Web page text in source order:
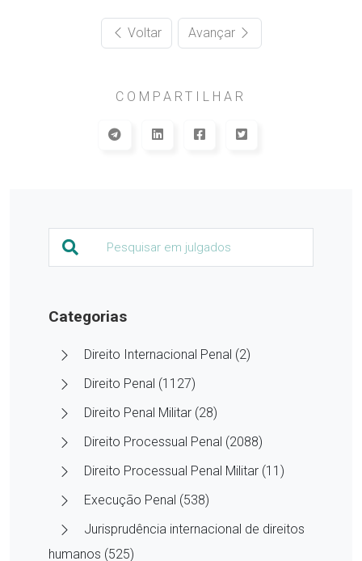
Voltar Avançar
COMPARTILHAR
Categorias
Direito Internacional Penal (2)
Direito Penal (1127)
Direito Penal Militar (28)
Direito Processual Penal (2088)
Direito Processual Penal Militar (11)
Execução Penal (538)
Jurisprudência internacional de direitos
humanos (525)